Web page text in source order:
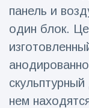
панель и
один блок.
нем